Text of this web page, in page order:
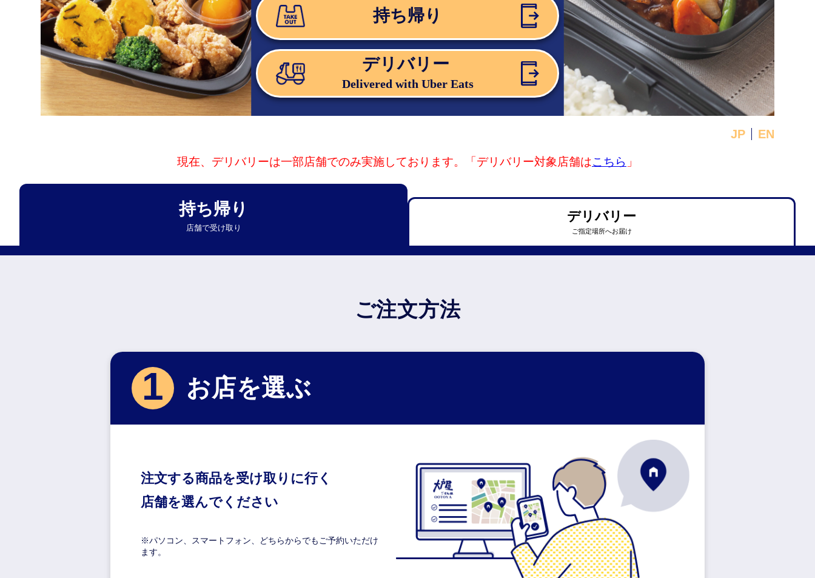
持ち帰り
デリバリー
Delivered with Uber Eats
JP EN
現在、デリバリーは一部店舗でのみ実施しております。「デリバリー対象店舗はこちら 」
持ち帰り
店舗で受け取り
デリバリー
ご指定場所へお届け
ご注文方法
1 お店を選ぶ
注文する商品を受け取りに行く
店舗を選んでください
※パソコン、スマートフォン、どちらからでもご予約いただけ
ます。